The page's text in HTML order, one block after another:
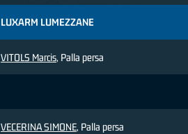
LUXARM LUMEZZANE
VITOLS Marcis, Palla persa
VECERINA SIMONE, Palla persa